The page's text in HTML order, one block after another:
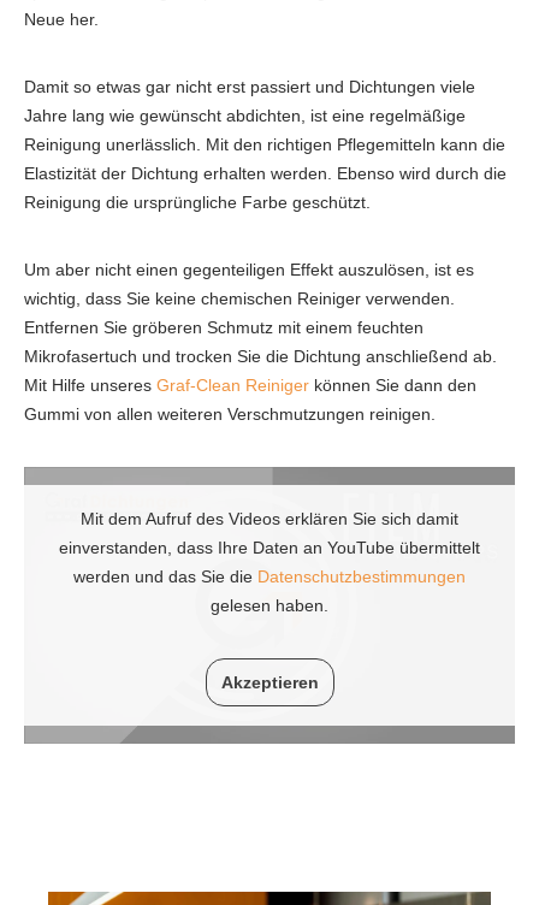
Neue her.
Damit so etwas gar nicht erst passiert und Dichtungen viele
Jahre lang wie gewünscht abdichten, ist eine regelmäßige
Reinigung unerlässlich. Mit den richtigen Pflegemitteln kann die
Elastizität der Dichtung erhalten werden. Ebenso wird durch die
Reinigung die ursprüngliche Farbe geschützt.
Um aber nicht einen gegenteiligen Effekt auszulösen, ist es
wichtig, dass Sie keine chemischen Reiniger verwenden.
Entfernen Sie gröberen Schmutz mit einem feuchten
Mikrofasertuch und trocken Sie die Dichtung anschließend ab.
Mit Hilfe unseres Graf-Clean Reiniger können Sie dann den
Gummi von allen weiteren Verschmutzungen reinigen.
Mit dem Aufruf des Videos erklären Sie sich damit
einverstanden, dass Ihre Daten an YouTube übermittelt
werden und das Sie die Datenschutzbestimmungen
gelesen haben.
Akzeptieren